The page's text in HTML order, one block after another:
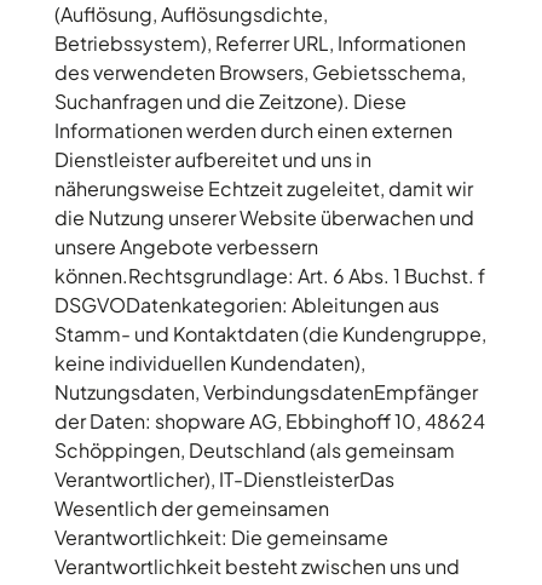
(Auflösung, Auflösungsdichte,
Betriebssystem), Referrer URL, Informationen
des verwendeten Browsers, Gebietsschema,
Suchanfragen und die Zeitzone). Diese
Informationen werden durch einen externen
Dienstleister aufbereitet und uns in
näherungsweise Echtzeit zugeleitet, damit wir
die Nutzung unserer Website überwachen und
unsere Angebote verbessern
können.Rechtsgrundlage: Art. 6 Abs. 1 Buchst. f
DSGVODatenkategorien: Ableitungen aus
Stamm- und Kontaktdaten (die Kundengruppe,
keine individuellen Kundendaten),
Nutzungsdaten, VerbindungsdatenEmpfänger
der Daten: shopware AG, Ebbinghoff 10, 48624
Schöppingen, Deutschland (als gemeinsam
Verantwortlicher), IT-DienstleisterDas
Wesentlich der gemeinsamen
Verantwortlichkeit: Die gemeinsame
Verantwortlichkeit besteht zwischen uns und